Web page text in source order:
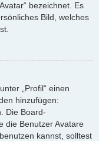
bezeichnet. Es
Bild, welches
„Profil“ einen
hinzufügen:
Die Board-
die Benutzer Avatare
kannst, solltest